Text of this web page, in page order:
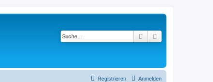
Suche
Anmelden
Registrieren